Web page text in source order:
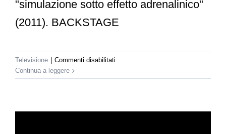
"simulazione sotto effetto adrenalinico"
(2011). BACKSTAGE
Televisione Commenti disabilitati
1
Donna
Continua a leggere